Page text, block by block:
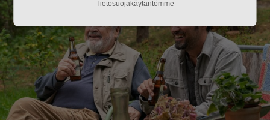
Tietosuojakäytäntömme